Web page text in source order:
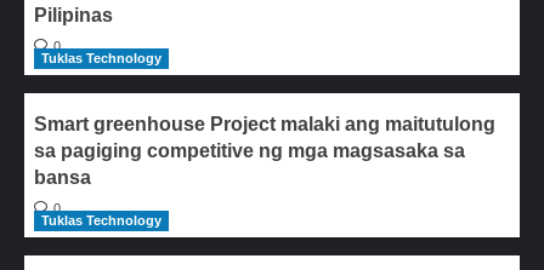
Pilipinas
0
Tuklas Technology
Smart greenhouse Project malaki ang maitutulong
sa pagiging competitive ng mga magsasaka sa
bansa
0
Tuklas Technology